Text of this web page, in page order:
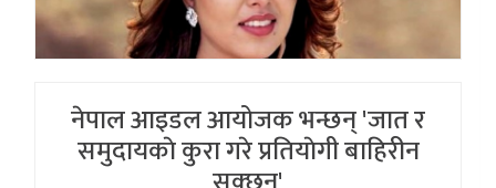
नेपाल आइडल आयोजक भन्छन् 'जात र
समुदायकाे कुरा गरे प्रतियाेगी बाहिरीन